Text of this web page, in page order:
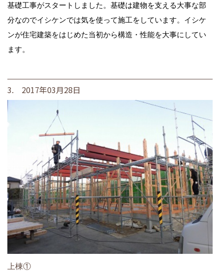
基礎工事がスタートしました。基礎は建物を支える大事な部
分なのでイシケンでは気を使って施工をしています。イシケ
ンが住宅建築をはじめた当初から構造・性能を大事にしてい
ます。
3. 2017年03月28日
上棟①